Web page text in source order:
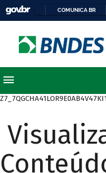
COMUNICA BR